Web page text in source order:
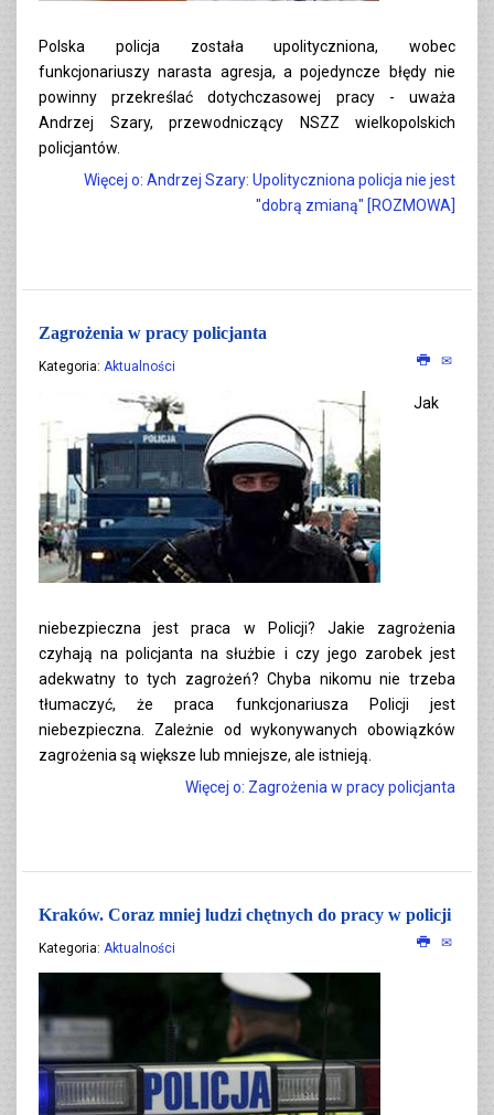
Polska policja została upolityczniona, wobec
funkcjonariuszy narasta agresja, a pojedyncze błędy nie
powinny przekreślać dotychczasowej pracy - uważa
Andrzej Szary, przewodniczący NSZZ wielkopolskich
policjantów.
Więcej o: Andrzej Szary: Upolityczniona policja nie jest
"dobrą zmianą" [ROZMOWA]
Zagrożenia w pracy policjanta
Kategoria: Aktualności
Jak
niebezpieczna jest praca w Policji? Jakie zagrożenia
czyhają na policjanta na służbie i czy jego zarobek jest
adekwatny to tych zagrożeń? Chyba nikomu nie trzeba
tłumaczyć, że praca funkcjonariusza Policji jest
niebezpieczna. Zależnie od wykonywanych obowiązków
zagrożenia są większe lub mniejsze, ale istnieją.
Więcej o: Zagrożenia w pracy policjanta
Kraków. Coraz mniej ludzi chętnych do pracy w policji
Kategoria: Aktualności